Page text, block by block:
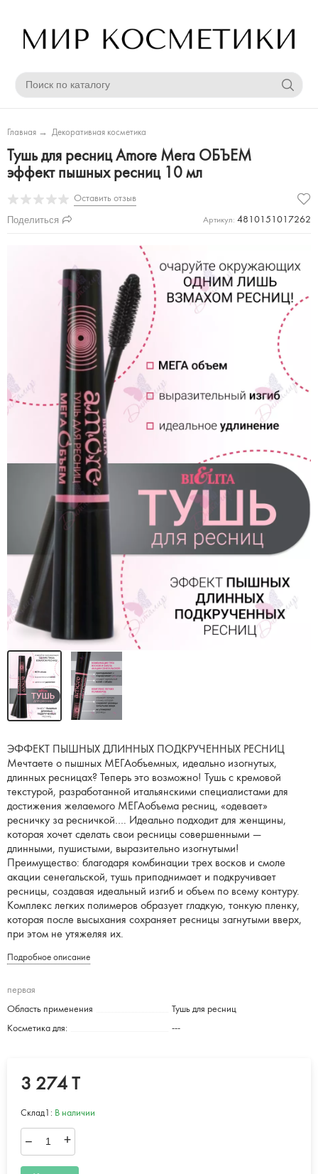
Главная → Декоративная косметика
Тушь для ресниц Amore Мега ОБЪЕМ
эффект пышных ресниц 10 мл
Оставить отзыв
Поделиться Артикул: 4810151017262
ЭФФЕКТ ПЫШНЫХ ДЛИННЫХ ПОДКРУЧЕННЫХ РЕСНИЦ
Мечтаете о пышных МЕГАобъемных, идеально изогнутых,
длинных ресницах? Теперь это возможно! Тушь с кремовой
текстурой, разработанной итальянскими специалистами для
достижения желаемого МЕГАобъема ресниц, «одевает»
ресничку за ресничкой…. Идеально подходит для женщины,
которая хочет сделать свои ресницы совершенными —
длинными, пушистыми, выразительно изогнутыми!
Преимущество: благодаря комбинации трех восков и смоле
акации сенегальской, тушь приподнимает и подкручивает
ресницы, создавая идеальный изгиб и объем по всему контуру.
Комплекс легких полимеров образует гладкую, тонкую пленку,
которая после высыхания сохраняет ресницы загнутыми вверх,
при этом не утяжеляя их.
Подробное описание
первая
Область применения Тушь для ресниц
Косметика для: ---
3 274 T
Склад1: В наличии
– +